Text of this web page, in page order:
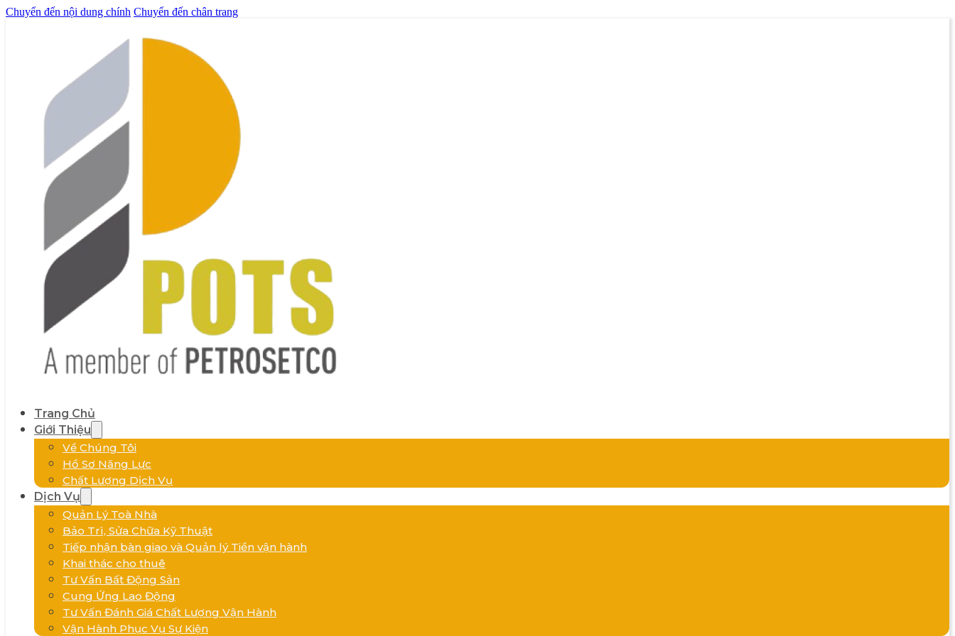
Chuyển đến nội dung chính Chuyển đến chân trang
Trang Chủ
Giới Thiệu
Về Chúng Tôi
Hồ Sơ Năng Lực
Chất Lượng Dịch Vụ
Dịch Vụ
Quản Lý Toà Nhà
Bảo Trì, Sửa Chữa Kỹ Thuật
Tiếp nhận bàn giao và Quản lý Tiền vận hành
Khai thác cho thuê
Tư Vấn Bất Động Sản
Cung Ứng Lao Động
Tư Vấn Đánh Giá Chất Lượng Vận Hành
Vận Hành Phục Vụ Sự Kiện